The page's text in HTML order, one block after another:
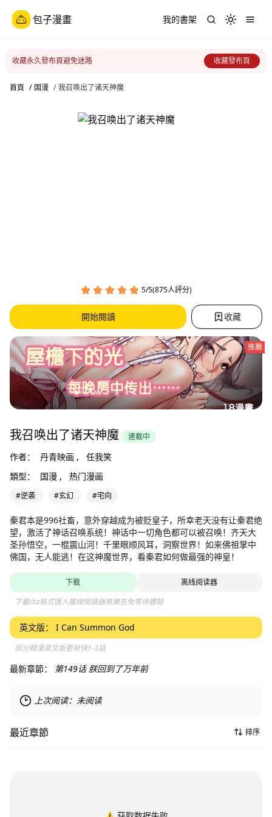
包子漫畫 我的書架 Toggle
收藏永久發布頁避免迷路 收藏發布頁
首頁 / 国漫 / 我召唤出了诸天神魔
5/5(875人評分)
開始閱讀 收藏
推薦
我召唤出了诸天神魔 連載中
作者： 丹青映画 ,
任我笑
類型：
国漫 , 热门漫画
#逆袭 #玄幻 #宅向
秦君本是996社畜，意外穿越成为被贬皇子，所幸老天没有让秦君绝
望，激活了神话召唤系统！神话中一切角色都可以被召唤！齐天大
圣孙悟空，一棍震山河！千里眼顺风耳，洞察世界！如来佛祖掌中
佛国，无人能逃！在这神魔世界，看秦君如何做最强的神皇！
下载
离线阅读器
下載cbz格式匯入離線閱讀器無廣告免等待體驗
英文版： I Can Summon God
部分韓漫英文版更新快1-3話
最新章節： 第149话 朕回到了万年前
上次阅读： 未阅读
最近章節 排序